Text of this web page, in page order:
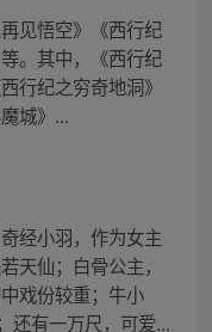
见悟空》《西行纪
。其中，《西行纪
行纪之穷奇地洞》
城》...
经小羽，作为女主
天仙；白骨公主，
戏份较重；牛小
还有一万尺，可爱...